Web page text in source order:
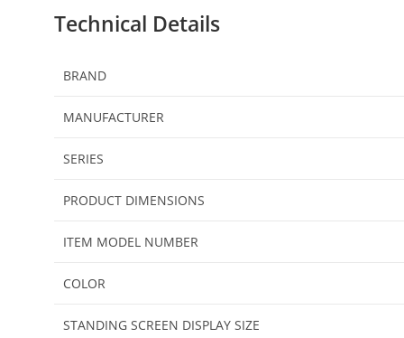
Technical Details
BRAND
MANUFACTURER
SERIES
PRODUCT DIMENSIONS
ITEM MODEL NUMBER
COLOR
STANDING SCREEN DISPLAY SIZE